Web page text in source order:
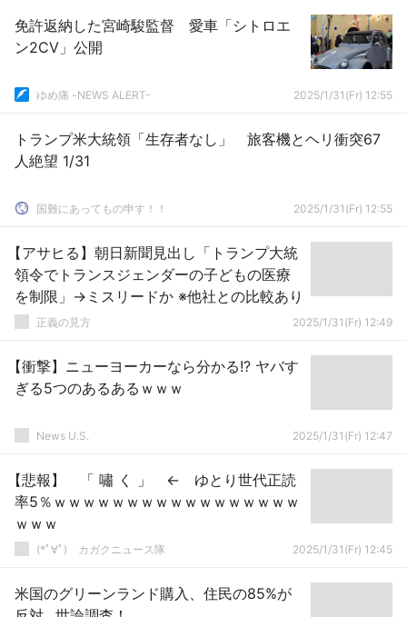
免許返納した宮崎駿監督 愛車「シトロエ
ン2CV」公開
ゆめ痛 -NEWS ALERT- 2025/1/31(Fr) 12:55
トランプ米大統領「生存者なし」 旅客機とヘリ衝突67
人絶望 1/31
国難にあってもの申す！！ 2025/1/31(Fr) 12:55
【アサヒる】朝日新聞見出し「トランプ大統
領令でトランスジェンダーの子どもの医療
を制限」→ミスリードか ※他社との比較あり
正義の見方 2025/1/31(Fr) 12:49
【衝撃】ニューヨーカーなら分かる!? ヤバす
ぎる5つのあるあるｗｗｗ
News U.S. 2025/1/31(Fr) 12:47
【悲報】 「 嘯 く 」 ← ゆとり世代正読
率5％ｗｗｗｗｗｗｗｗｗｗｗｗｗｗｗｗｗ
ｗｗｗ
(*ﾟ∀ﾟ)ゞカガクニュース隊 2025/1/31(Fr) 12:45
米国のグリーンランド購入、住民の85%が